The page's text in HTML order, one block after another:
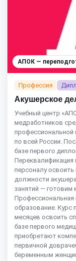
АПОК —
Профессия
Акушерское
Учебный центр
медработников
профессиональной
по всей России.
базе первого
персоналу
должности
занятий — готовим
Профессиональная
образование. Курс
месяцев освоить
базе первого
приобретают
первичной
беременным